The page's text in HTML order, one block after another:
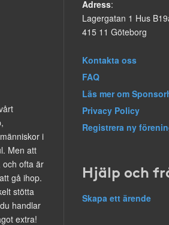
i
Men att
och ofta är
gå ihop.
stötta
handlar
extra!
Adress:
Lagergatan 1 Hus
415 11 Göteborg
Kontakta oss
FAQ
Läs mer om
Privacy Policy
Registrera ny
Hjälp och
Skapa ett ärende